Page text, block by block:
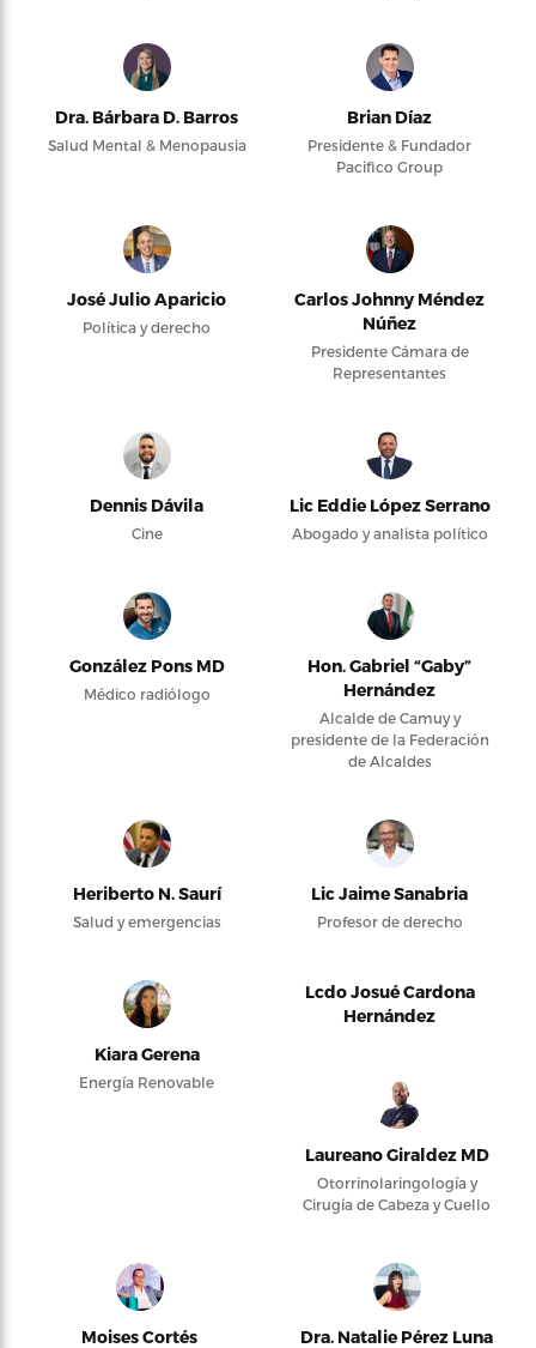
Dra. Bárbara D. Barros
Salud Mental & Menopausia
Brian Díaz
Presidente & Fundador
Pacifico Group
José Julio Aparicio
Política y derecho
Carlos Johnny Méndez
Núñez
Presidente Cámara de
Representantes
Dennis Dávila
Cine
Lic Eddie López Serrano
Abogado y analista político
González Pons MD
Médico radiólogo
Hon. Gabriel “Gaby”
Hernández
Alcalde de Camuy y
presidente de la Federación
de Alcaldes
Heriberto N. Saurí
Salud y emergencias
Lic Jaime Sanabria
Profesor de derecho
Kiara Gerena
Energía Renovable
Lcdo Josué Cardona
Hernández
Laureano Giraldez MD
Otorrinolaringología y
Cirugía de Cabeza y Cuello
Moises Cortés Dra. Natalie Pérez Luna